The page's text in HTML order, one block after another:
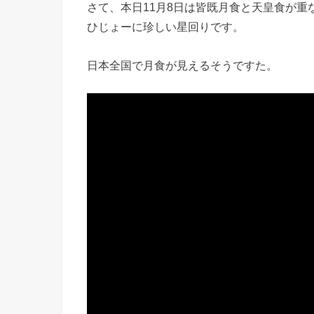
さて、本日11月8日は皆既月食と天皇食が重
ひじょーに珍しい星回りです。
日本全国で月食が見えるそうですた。